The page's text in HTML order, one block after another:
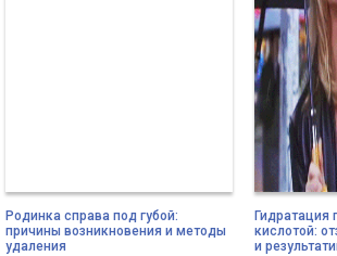
Родинка справа под губой:
причины возникновения и методы
удаления
Гидратация
кислотой:
и